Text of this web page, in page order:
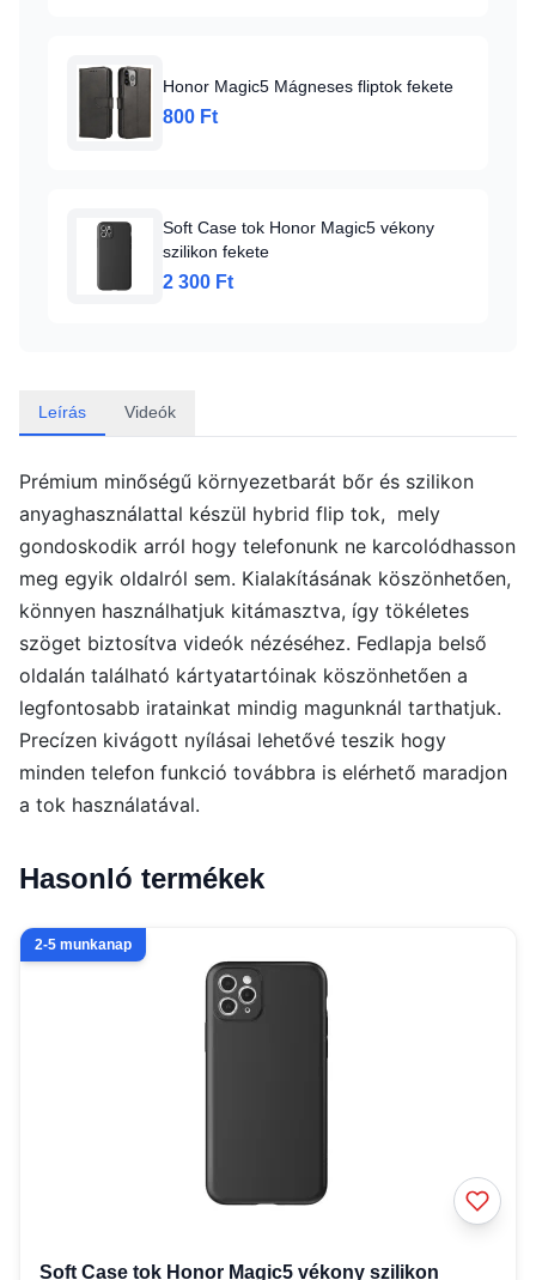
Honor Magic5 Mágneses fliptok fekete
800 Ft
Soft Case tok Honor Magic5 vékony
szilikon fekete
2 300 Ft
Leírás Videók
Prémium minőségű környezetbarát bőr és szilikon
anyaghasználattal készül hybrid flip tok, mely
gondoskodik arról hogy telefonunk ne karcolódhasson
meg egyik oldalról sem. Kialakításának köszönhetően,
könnyen használhatjuk kitámasztva, így tökéletes
szöget biztosítva videók nézéséhez. Fedlapja belső
oldalán található kártyatartóinak köszönhetően a
legfontosabb iratainkat mindig magunknál tarthatjuk.
Precízen kivágott nyílásai lehetővé teszik hogy
minden telefon funkció továbbra is elérhető maradjon
a tok használatával.
Hasonló termékek
2-5 munkanap
Soft Case tok Honor Magic5 vékony szilikon